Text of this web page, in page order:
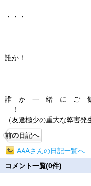
・・・
誰か！
誰 か 一 緒 に ご
！
（友達極少の重大な弊害発
前の日記へ
AAAさんの日記一覧へ
コメント一覧(0件)